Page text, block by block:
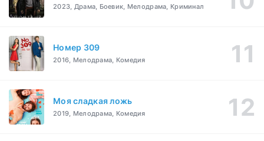
2023, Драма, Боевик, Мелодрама, Криминал
Номер 309
2016, Мелодрама, Комедия
Моя сладкая ложь
2019, Мелодрама, Комедия